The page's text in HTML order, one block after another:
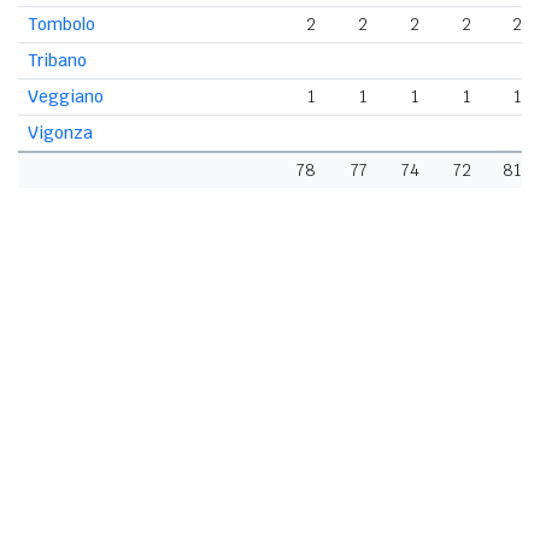
Tombolo 2 2 2 2
2
Tribano
Veggiano
1 1 1 1
1
Vigonza
78
77 74 72 81